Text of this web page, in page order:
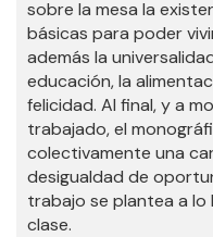
sobre la mesa la
básicas para poder
además la
educación, la
felicidad. Al final, y a
trabajado, el
colectivamente una
desigualdad de
trabajo se plantea a
clase.